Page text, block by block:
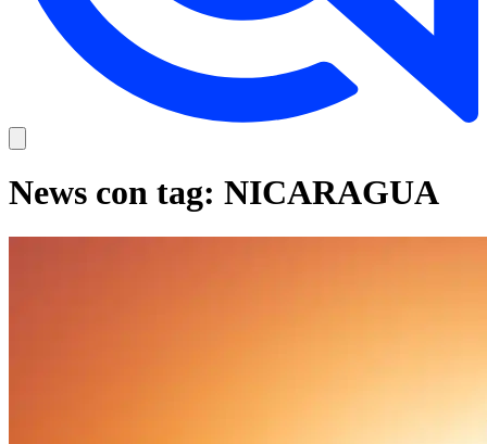
News con tag: NICARAGUA